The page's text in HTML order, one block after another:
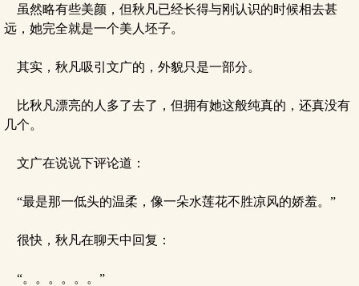
虽然略有些美颜，但秋凡已经长得与刚认识的时候相去甚
远，她完全就是一个美人坯子。
其实，秋凡吸引文广的，外貌只是一部分。
比秋凡漂亮的人多了去了，但拥有她这般纯真的，还真没有
几个。
文广在说说下评论道：
“最是那一低头的温柔，像一朵水莲花不胜凉风的娇羞。”
很快，秋凡在聊天中回复：
“。。。。。。”